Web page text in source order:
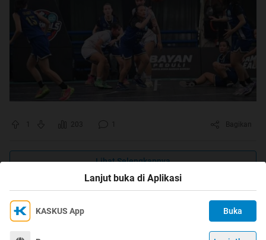
203 Bagikan
Lihat Selengkapnya
Ikuti KASKUS di
Kami menggunakan Cookies
Dengan terus mengakses situs ini dan mengklik tombol
Lanjut buka di Aplikasi
KASKUS App Buka